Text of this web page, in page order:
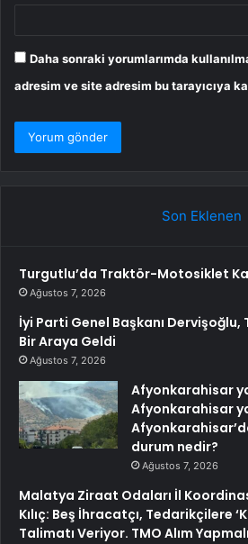
Daha sonraki yorumlarımda
adresim ve site adresim bu tarayıcıya
Son Eklenen
Turgutlu’da Traktör-Motosiklet
Ağustos 7, 2026
İyi Parti Genel Başkanı
Bir Araya Geldi
Ağustos 7, 2026
Afyonkarahisar
Afyonkarahisar
durum nedir?
Ağustos 7, 2026
Malatya Ziraat Odaları İl
Kılıç: Beş İhracatçı, Tedarikçilere
Talimatı Veriyor. TMO Alım Yapmalı